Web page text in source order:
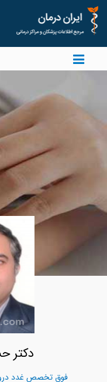
دکتر
فوق تخصص غدد درون